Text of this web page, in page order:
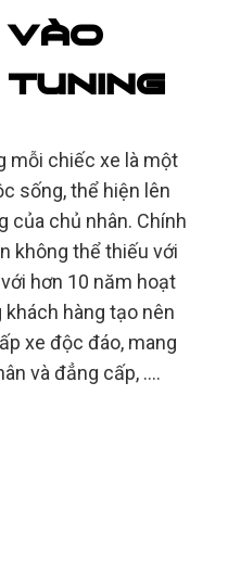
mỗi chiếc xe là một
sống, thể hiện lên
của chủ nhân. Chính
không thể thiếu với
hơn 10 năm hoạt
hàng tạo nên
xe độc đáo, mang
và đẳng cấp, ….